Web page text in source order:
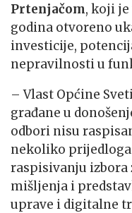
Prtenjačom, koji
godina otvoreno
investicije,
nepravilnosti u
– Vlast Općine
građane u
odbori nisu
nekoliko
raspisivanju izbora
mišljenja i
uprave i digitalne